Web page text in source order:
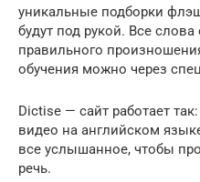
уникальные подборки
будут под рукой. Все
правильного
обучения можно через
Dictise — сайт работает
видео на английском
все услышанное, чтобы
речь.